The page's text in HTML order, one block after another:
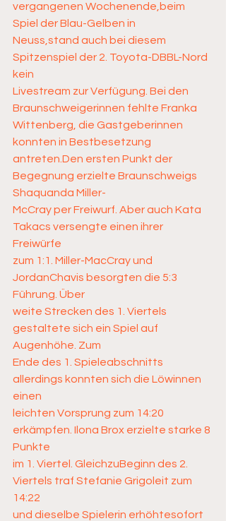
vergangenen Wochenende,beim
Spiel der Blau-Gelben in
Neuss,stand auch bei diesem
Spitzenspiel der 2. Toyota-DBBL-Nord
kein
Livestream zur Verfügung. Bei den
Braunschweigerinnen fehlte Franka
Wittenberg, die Gastgeberinnen
konnten in Bestbesetzung
antreten.Den ersten Punkt der
Begegnung erzielte Braunschweigs
Shaquanda Miller-
McCray per Freiwurf. Aber auch Kata
Takacs versengte einen ihrer
Freiwürfe
zum 1:1. Miller-MacCray und
JordanChavis besorgten die 5:3
Führung. Über
weite Strecken des 1. Viertels
gestaltete sich ein Spiel auf
Augenhöhe. Zum
Ende des 1. Spieleabschnitts
allerdings konnten sich die Löwinnen
einen
leichten Vorsprung zum 14:20
erkämpfen. Ilona Brox erzielte starke 8
Punkte
im 1. Viertel. GleichzuBeginn des 2.
Viertels traf Stefanie Grigoleit zum
14:22
und dieselbe Spielerin erhöhtesofort